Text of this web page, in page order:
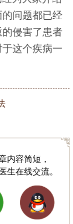
问题都已经
侵害了患者
这个疾病一
内容简短，
生在线交流。